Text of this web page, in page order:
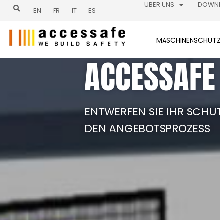
Zum
springen
EN FR IT ES
UBER UNS
MASCHINENSCHUTZ
ENTWERFEN SIE IHR
DEN ANGEBOTSPROZESS